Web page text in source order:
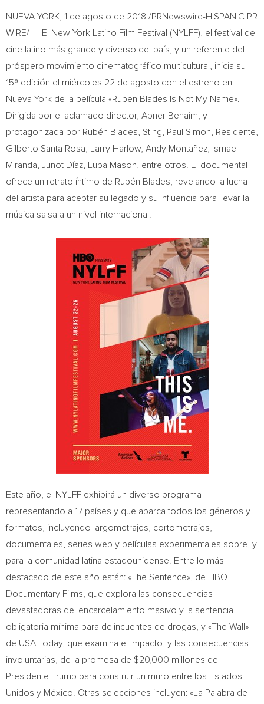
NUEVA YORK , 1 de agosto de 2018 /PRNewswire-HISPANIC PR
WIRE/ — El New York Latino Film Festival (NYLFF), el festival de
cine latino más grande y diverso del país, y un referente del
próspero movimiento cinematográfico multicultural, inicia su
15ª edición el miércoles 22 de agosto con el estreno en
Nueva York de la película «Ruben Blades Is Not My Name».
Dirigida por el aclamado director, Abner Benaim , y
protagonizada por Rubén Blades, Sting,
Paul Simon , Residente,
Gilberto Santa Rosa
Larry Harlow , Andy Montañez,
Ismael
Miranda , Junot Díaz, Luba Mason , entre otros. El documental
ofrece un retrato íntimo de Rubén Blades, revelando la lucha
del artista para aceptar su legado y su influencia para llevar la
música salsa a un nivel internacional.
Este año, el NYLFF exhibirá un diverso programa
representando a 17 países y que abarca todos los géneros y
formatos, incluyendo largometrajes, cortometrajes,
documentales, series web y películas experimentales sobre, y
para la comunidad latina estadounidense. Entre lo más
destacado de este año están: «The Sentence», de HBO
Documentary Films, que explora las consecuencias
devastadoras del encarcelamiento masivo y la sentencia
obligatoria mínima para delincuentes de drogas, y «The Wall»
de USA Today, que examina el impacto, y las consecuencias
involuntarias, de la promesa de $20,000 millones del
Presidente Trump para construir un muro entre los Estados
Unidos y México. Otras selecciones incluyen: «La Palabra de